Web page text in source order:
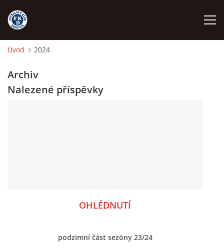
NÁBOR
Úvod 2024
Archiv
Nalezené příspěvky
OHLÉDNUTÍ
podzimní část sezóny 23/24